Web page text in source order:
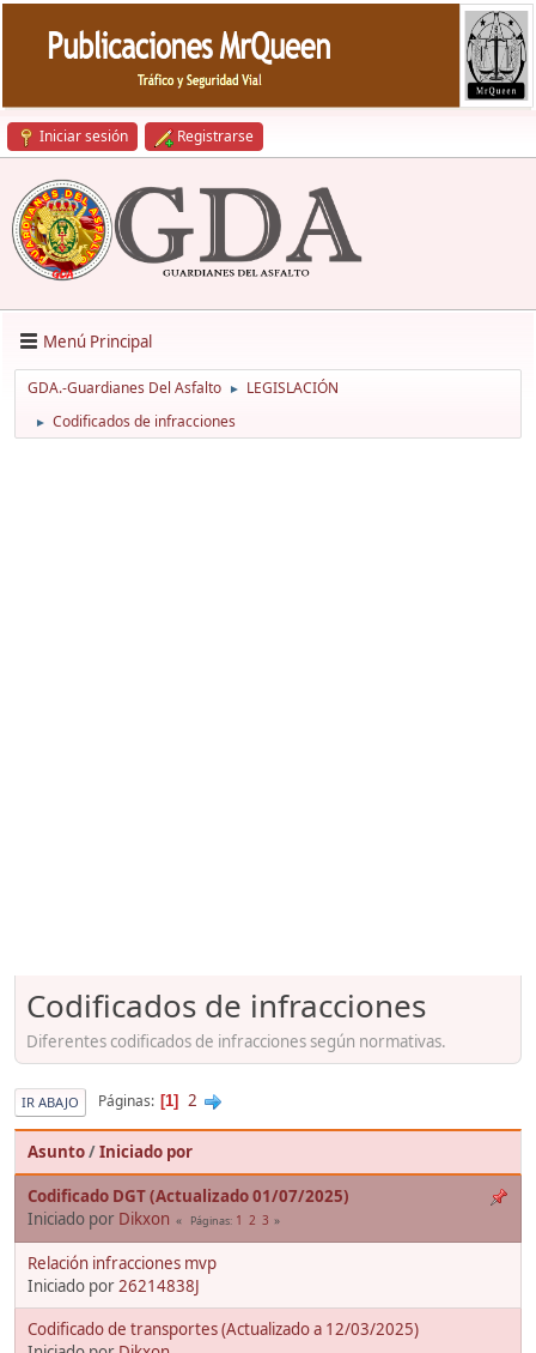
Iniciar sesión Registrarse
Menú Principal
GDA.-Guardianes Del Asfalto ► LEGISLACIÓN
► Codificados de infracciones
Codificados de infracciones
Diferentes codificados de infracciones según normativas.
IR ABAJO Páginas 1 2
Asunto/Iniciado por
Codificado DGT (Actualizado 01/07/2025)
Iniciado por Dikxon Páginas 1 2 3
Relación infracciones mvp
Iniciado por26214838J
Codificado de transportes (Actualizado a 12/03/2025)